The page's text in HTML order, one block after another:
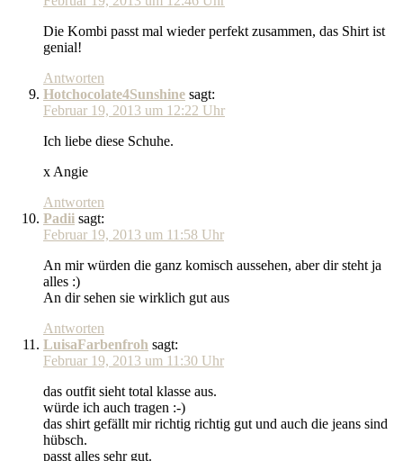
Die Kombi passt mal wieder perfekt zusammen, das Shirt ist
genial!
Antworten
Hotchocolate4Sunshine sagt:
Februar 19, 2013 um 12:22 Uhr
Ich liebe diese Schuhe.
x Angie
Antworten
Padii sagt:
Februar 19, 2013 um 11:58 Uhr
An mir würden die ganz komisch aussehen, aber dir steht ja
alles :)
An dir sehen sie wirklich gut aus
Antworten
LuisaFarbenfroh sagt:
Februar 19, 2013 um 11:30 Uhr
das outfit sieht total klasse aus.
würde ich auch tragen :-)
das shirt gefällt mir richtig richtig gut und auch die jeans sind
hübsch.
passt alles sehr gut.